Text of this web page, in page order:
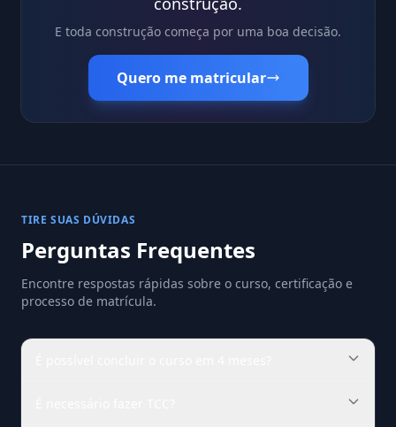
E toda construção começa por uma boa decisão.
Quero me matricular
TIRE SUAS DÚVIDAS
Perguntas Frequentes
Encontre respostas rápidas sobre o curso, certificação e
processo de matrícula.